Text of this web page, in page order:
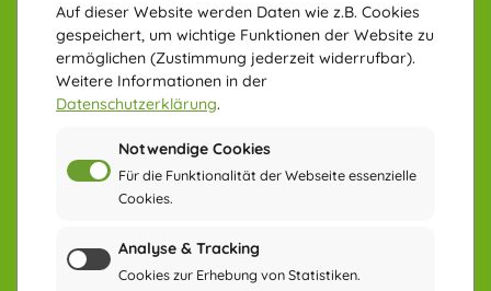
Kinder- und Jugendmedizin
78532 Tuttlingen
Neuhauser Straße 85
Telefon: 07461-966210
KUNSTWERKE
UNSERER
PATIENTEN
Auf dieser Website werden Daten wie z.B. Cookies
gespeichert, um wichtige Funktionen der Website zu
ermöglichen (Zustimmung jederzeit widerrufbar).
Weitere Informationen in der
Datenschutzerklärung.
Notwendige Cookies
Für die Funktionalität der Webseite essenzielle
Cookies.
Analyse & Tracking
Cookies zur Erhebung von Statistiken.